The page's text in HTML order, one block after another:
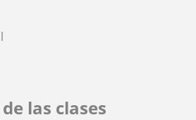
las clases